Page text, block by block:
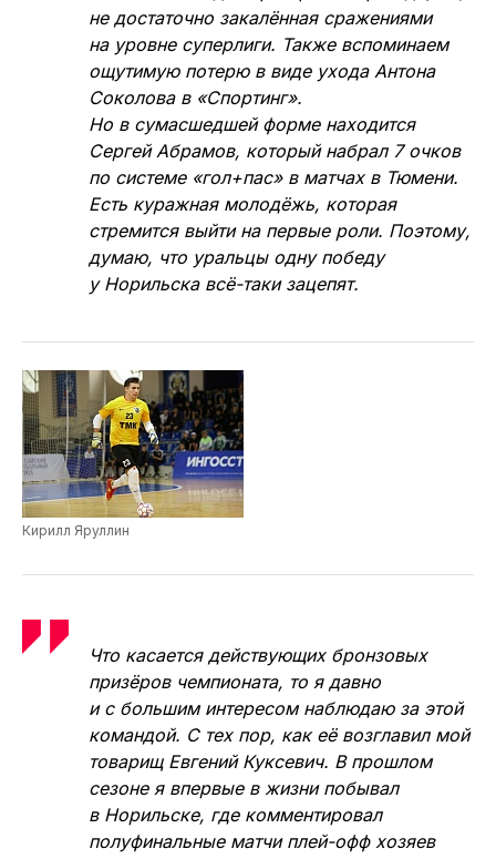
более, что лимит на мирные исходы
«Норильский никель» исчерпал после
матчей в Ухте.
У «Синары» по сравнению с прошлым
сезоном молодая вратарская бригада, ещё
не достаточно закалённая сражениями
Соколова в «Спортинг».
Но в сумасшедшей форме находится
Сергей Абрамов, который набрал 7 очков
по системе «гол+пас» в матчах в Тюмени.
Есть куражная молодёжь, которая
стремится выйти на первые роли. Поэтому,
думаю, что уральцы одну победу